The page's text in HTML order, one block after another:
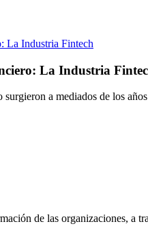
La Industria Fintech
La Industria
a mediados de los
de las organizaciones, a